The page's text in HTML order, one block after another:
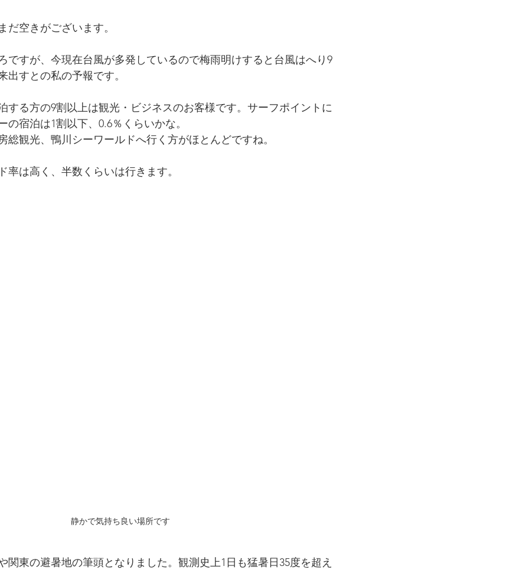
だ空きがございます。
ですが、今現在台風が多発しているので梅雨明けすると台風はへり9
出すとの私の予報です。
する方の9割以上は観光・ビジネスのお客様です。サーフポイントに
の宿泊は1割以下、0.6％くらいかな。
総観光、鴨川シーワールドへ行く方がほとんどですね。
率は高く、半数くらいは行きます。
静かで気持ち良い場所です
関東の避暑地の筆頭となりました。観測史上1日も猛暑日35度を超え